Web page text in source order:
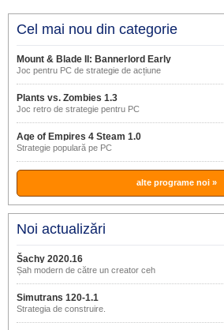
Cel mai nou din categorie
Mount & Blade II: Bannerlord Early
Access
Joc pentru PC de strategie de acțiune
Plants vs. Zombies 1.3
Joc retro de strategie pentru PC
Age of Empires 4 Steam 1.0
Strategie populară pe PC
alte programe noi »
Noi actualizări
Šachy 2020.16
Șah modern de către un creator ceh
Simutrans 120-1.1
Strategia de construire.